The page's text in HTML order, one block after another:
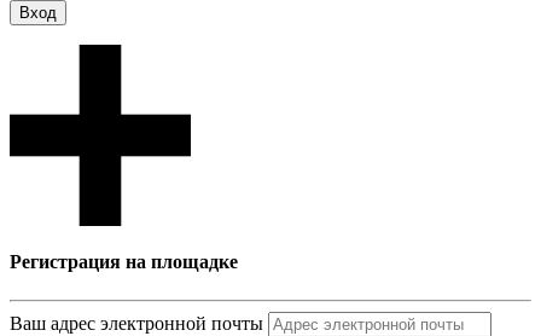
Вход
Регистрация на площадке
Ваш адрес электронной почты